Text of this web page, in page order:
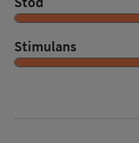
Stimulans